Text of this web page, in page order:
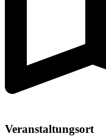
Veranstaltungsort